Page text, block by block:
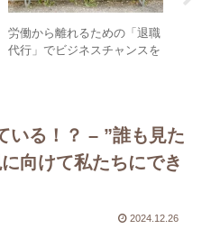
労働から離れるための「退職
代行」でビジネスチャンスを
いる！？ – ”誰も見た
向けて私たちにでき
2024.12.26